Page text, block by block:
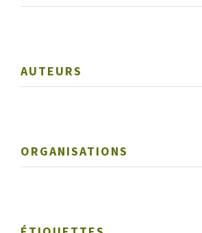
AUTEURS
ORGANISATIONS